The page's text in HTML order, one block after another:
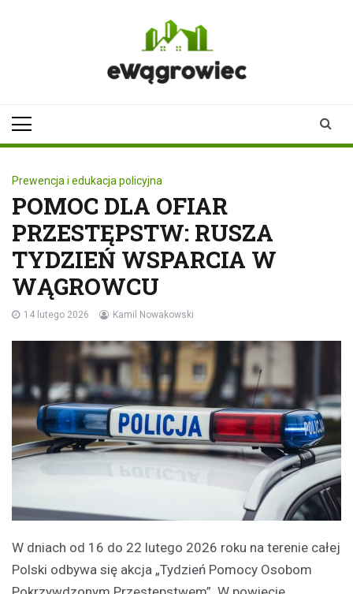
Prewencja i edukacja policyjna
POMOC DLA OFIAR
PRZESTĘPSTW: RUSZA
TYDZIEŃ WSPARCIA W
WĄGROWCU
14 lutego 2026 Kamil Nowakowski
W dniach od 16 do 22 lutego 2026 roku na terenie całej
Polski odbywa się akcja „Tydzień Pomocy Osobom